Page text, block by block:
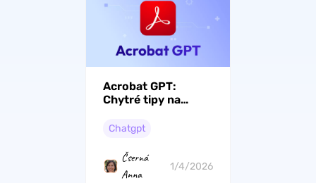
Acrobat GPT:
Chytré tipy na
rychlejší workflow
2026
Chatgpt
Čserná
Anna
1/4/2026